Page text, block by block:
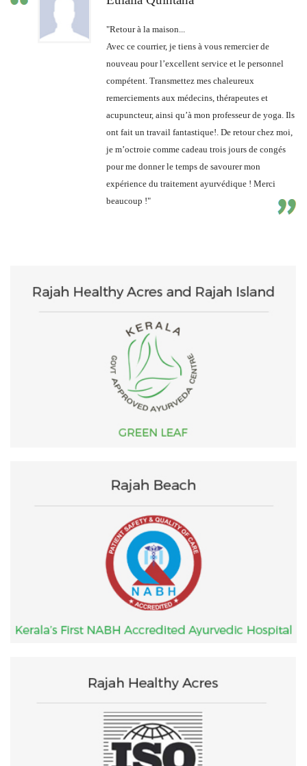
"Retour à la maison...
Avec ce courrier, je tiens à vous remercier de
nouveau pour l’excellent service et le personnel
compétent. Transmettez mes chaleureux
remerciements aux médecins, thérapeutes et
acupuncteur, ainsi qu’à mon professeur de yoga. Ils
ont fait un travail fantastique!. De retour chez moi,
je m’octroie comme cadeau trois jours de congés
pour me donner le temps de savourer mon
expérience du traitement ayurvédique ! Merci
beaucoup !"